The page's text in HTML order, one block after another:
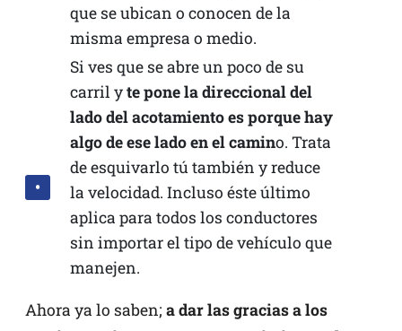
que se ubican o conocen de la
misma empresa o medio.
Si ves que se abre un poco de su
carril yte pone la direccional del
lado del acotamiento es porque hay
algo de ese lado en el camino. Trata
de esquivarlo tú también y reduce
la velocidad. Incluso éste último
aplica para todos los conductores
sin importar el tipo de vehículo que
manejen.
Ahora ya lo saben; a dar las gracias a los